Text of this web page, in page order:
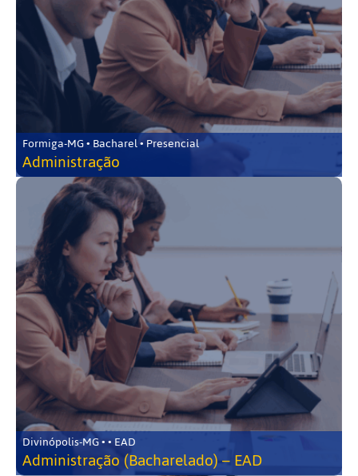
Formiga-MG • Bacharel • Presencial
Administração
Divinópolis-MG • • EAD
Administração (Bacharelado) – EAD